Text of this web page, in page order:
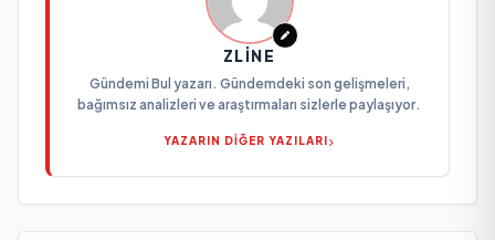
ZLINE
Gündemi Bul yazarı. Gündemdeki son gelişmeleri,
bağımsız analizleri ve araştırmaları sizlerle paylaşıyor.
YAZARIN DİĞER YAZILARI